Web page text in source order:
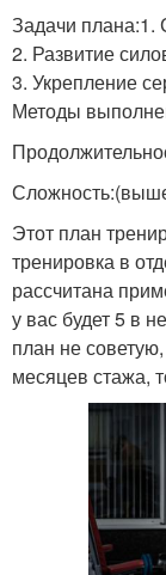
Задачи плана:1.
2. Развитие
3. Укрепление
Методы
Этот план
тренировка в
рассчитана
у вас будет 5 в
план не
месяцев стажа,